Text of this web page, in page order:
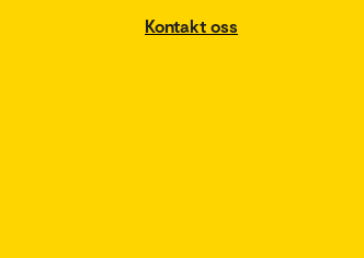
Kontakt oss